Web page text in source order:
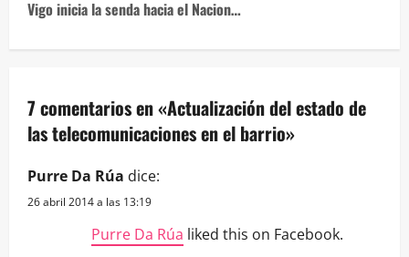
Vigo inicia la senda hacia el Nacion…
7 comentarios en «Actualización del estado de
las telecomunicaciones en el barrio»
Purre Da Rúa dice:
26 abril 2014 a las 13:19
Purre Da Rúa liked this on Facebook.